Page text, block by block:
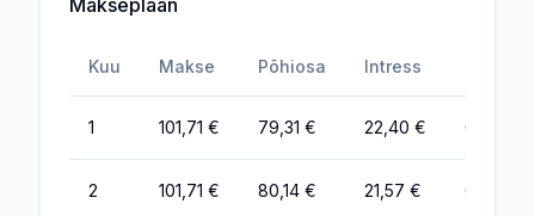
Makseplaan
Kuu Makse Põhiosa Intress
1 101,71 € 79,31 € 22,40 € 0,00 €
2 101,71 € 80,14 € 21,57 € 0,00 €